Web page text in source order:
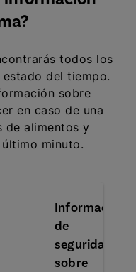
todos los
del tiempo.
sobre
en caso de una
de alimentos y
minuto.
Información
de
seguridad
sobre